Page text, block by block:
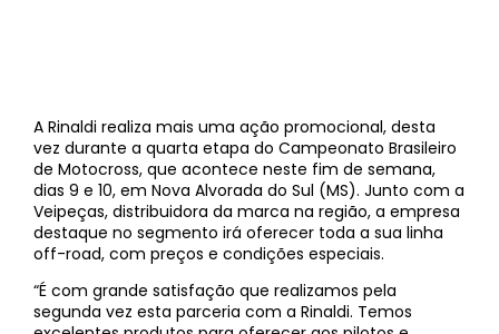
A Rinaldi realiza mais uma ação promocional, desta
vez durante a quarta etapa do Campeonato Brasileiro
de Motocross, que acontece neste fim de semana,
dias 9 e 10, em Nova Alvorada do Sul (MS). Junto com a
Veipeças, distribuidora da marca na região, a empresa
destaque no segmento irá oferecer toda a sua linha
off-road, com preços e condições especiais.
“É com grande satisfação que realizamos pela
segunda vez esta parceria com a Rinaldi. Temos